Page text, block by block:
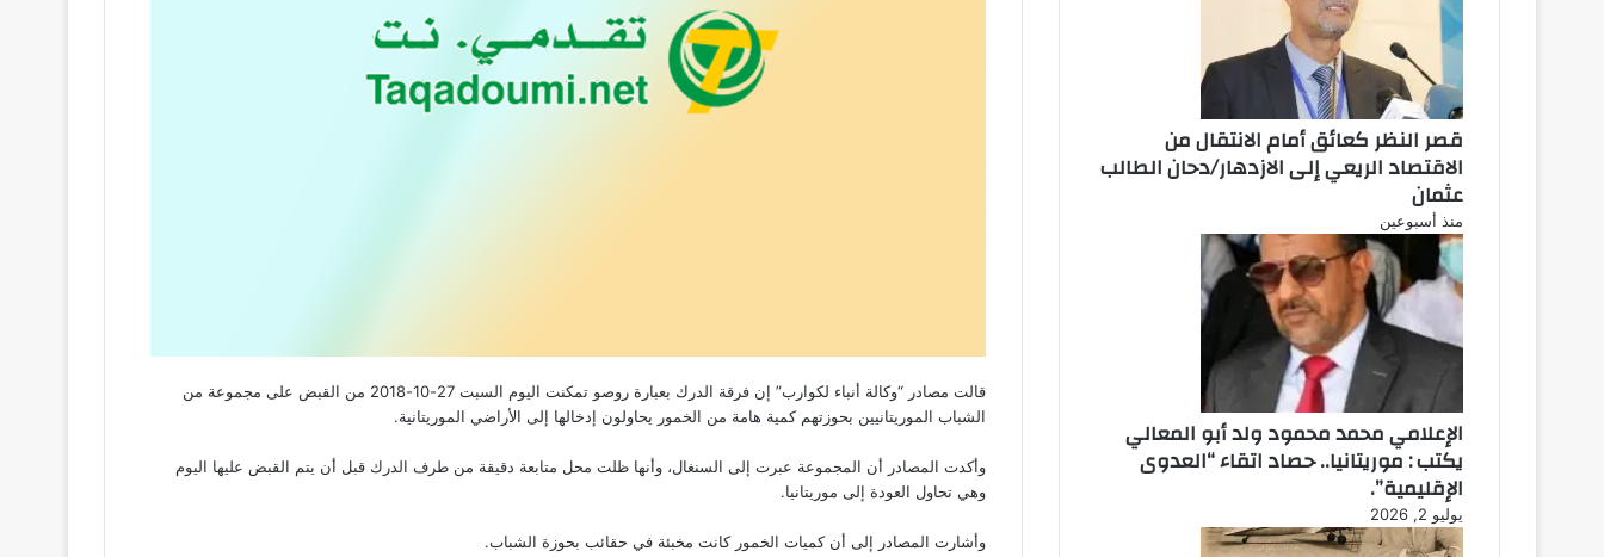
قالت مصادر “وكالة أنباء لكوارب” إن فرقة الدرك بعبارة روصو تمكنت اليوم السبت 27-10-2018 من القبض على مجموعة من
الشباب الموريتانيين بحوزتهم كمية هامة من الخمور يحاولون إدخالها إلى الأراضي الموريتانية.
وأكدت المصادر أن المجموعة عبرت إلى السنغال، وأنها ظلت محل متابعة دقيقة من طرف الدرك قبل أن يتم القبض عليها اليوم
وهي تحاول العودة إلى موريتانيا.
وأشارت المصادر إلى أن كميات الخمور كانت مخبئة في حقائب بحوزة الشباب.
قصر النظر كعائق أمام الانتقال من
الاقتصاد الريعي إلى الازدهار/دحان الطالب
عثمان
منذ أسبوعين
الإعلامي محمد محمود ولد أبو المعالي
يكتب : موريتانيا.. حصاد اتقاء “العدوى
الإقليمية”.
يوليو 2, 2026